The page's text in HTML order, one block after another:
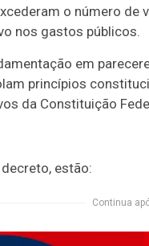
o número de
nos gastos públicos.
em
princípios
da Constituição
estão:
Continua